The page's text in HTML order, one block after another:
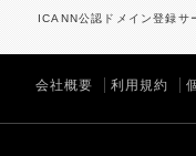
ICANN公認ドメイン登録
会社概要 利用規約